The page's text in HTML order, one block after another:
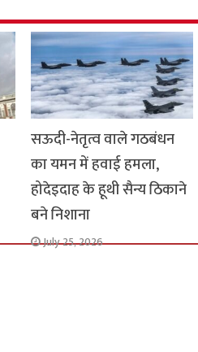
सऊदी-नेतृत्व वाले गठबंधन
का यमन में हवाई हमला,
होदेइदाह के हूथी सैन्य ठिकाने
बने निशाना
July 25, 2026